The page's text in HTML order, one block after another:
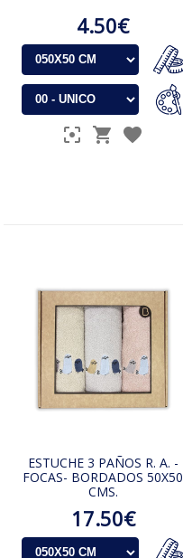
4.50€
ESTUCHE 3 PAÑOS R. A. -
FOCAS- BORDADOS 50X50
CMS.
17.50€